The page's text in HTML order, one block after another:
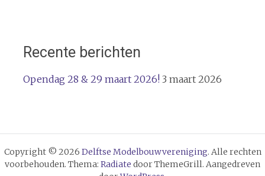
Recente berichten
Opendag 28 & 29 maart 2026! 3 maart 2026
Copyright © 2026 Delftse Modelbouwvereniging. Alle rechten
voorbehouden. Thema: Radiate door ThemeGrill. Aangedreven